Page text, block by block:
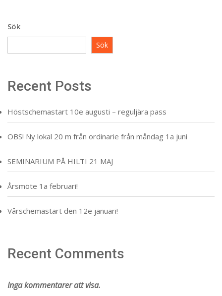
Sök
Sök
Recent Posts
Höstschemastart 10e augusti – reguljära pass
OBS! Ny lokal 20 m från ordinarie från måndag 1a juni
SEMINARIUM PÅ HILTI 21 MAJ
Årsmöte 1a februari!
Vårschemastart den 12e januari!
Recent Comments
Inga kommentarer att visa.